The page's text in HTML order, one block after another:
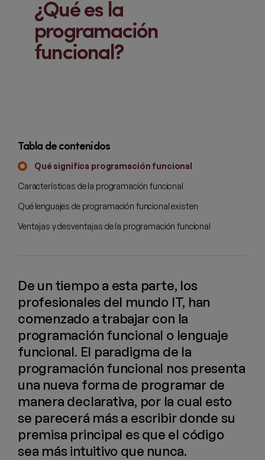
¿Qué es la
programación
funcional?
Tabla de contenidos
Qué significa programación funcional
Características de la programación funcional
Qué lenguajes de programación funcional existen
Ventajas y desventajas de la programación funcional
De un tiempo a esta parte, los
profesionales del mundo IT, han
comenzado a trabajar con la
programación funcional o lenguaje
funcional. El paradigma de la
programación funcional nos presenta
una nueva forma de programar de
manera declarativa, por la cual esto
se parecerá más a escribir donde su
premisa principal es que el código
sea más intuitivo que nunca.